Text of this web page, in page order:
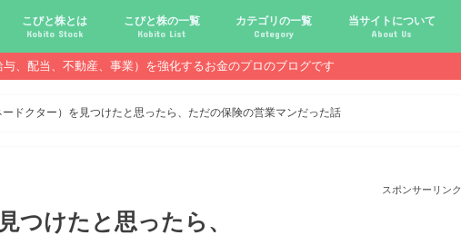
こびと株とは
Kobito Stock
こびと株投資を始める前に マジメなだけじゃ報われない時代？
配当金が守る、今-老後-子供達！
配当金があればこんなに遊べる！
債券・投信・中古１Rとの違い
口座開設！こびと探しの旅へ！
必ず知っておきたい専門用語集
こびと株の10条件
こびと株のメリット,デメリット
こびと株の投資10原則
こびと株投資のモデル紹介
こびと株の一覧
Kobito List
こびとNo.2169 CDS
こびとNo.4762 エックスネット
こびとNo.7751 キヤノン
こびとNo.7820 ニホンフラッシュ
こびとNo.7921 宝印刷
こびとNo.9986 蔵王産業
カテゴリの一覧
Category
こびと株.comライフ
給与ハック
副業ハック
配当金ハック
年金ハック
倹約ハック
当サイトについて
About Us
、配当、不動産、事業）を強化するお金のプロのブログです
ドクター）を見つけたと思ったら、ただの保険の営業マンだった話
つけたと思ったら、
スポンサーリンク